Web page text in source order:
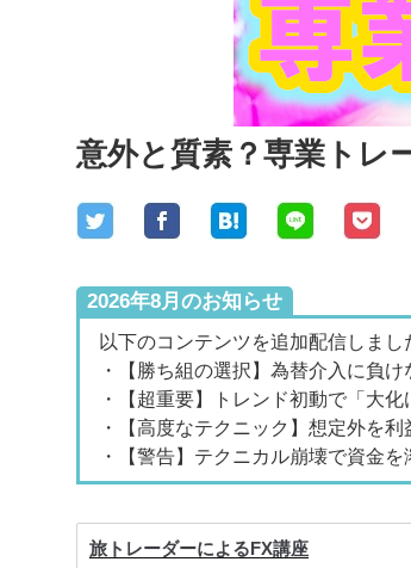
意外と質素？専業トレ
2026年8月のお知らせ
以下のコンテンツを追加配信しまし
・【勝ち組の選択】為替介入に負
・【超重要】トレンド初動で「大
・【高度なテクニック】想定外を
・【警告】テクニカル崩壊で資金を
旅トレーダーによるFX講座